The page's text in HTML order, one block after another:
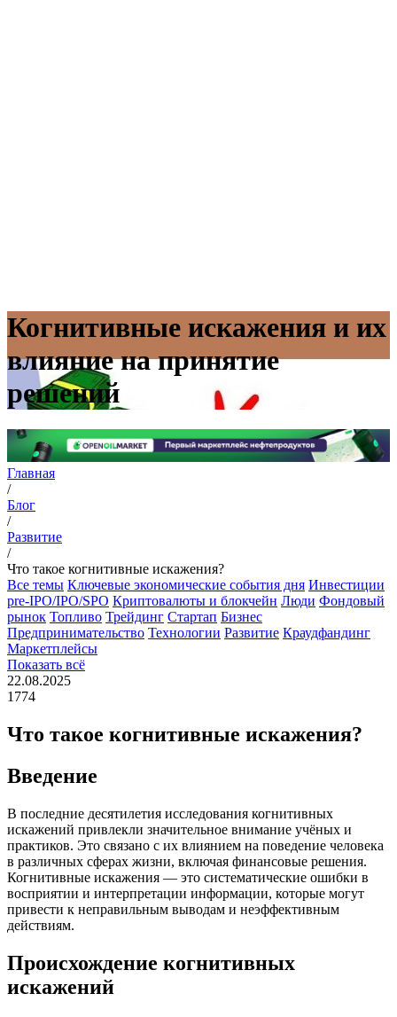
Когнитивные искажения и их
влияние на принятие
решений
Главная
/
Блог
/
Развитие
/
Что такое когнитивные искажения?
Все темы Ключевые экономические события дня Инвестиции
pre-IPO/IPO/SPO Криптовалюты и блокчейн Люди Фондовый
рынок Топливо Трейдинг Стартап Бизнес
Предпринимательство Технологии Развитие Краудфандинг
Маркетплейсы
Показать всё
22.08.2025
1774
Что такое когнитивные искажения?
Введение
В последние десятилетия исследования когнитивных
искажений привлекли значительное внимание учёных и
практиков. Это связано с их влиянием на поведение человека
в различных сферах жизни, включая финансовые решения.
Когнитивные искажения — это систематические ошибки в
восприятии и интерпретации информации, которые могут
привести к неправильным выводам и неэффективным
действиям.
Происхождение когнитивных
искажений